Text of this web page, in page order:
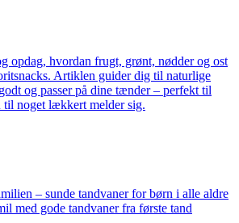
opdag, hvordan frugt, grønt, nødder og ost
Artiklen guider dig til naturlige
og passer på dine tænder – perfekt til
til noget lækkert melder sig.
– sunde tandvaner for børn i alle aldre
med gode tandvaner fra første tand